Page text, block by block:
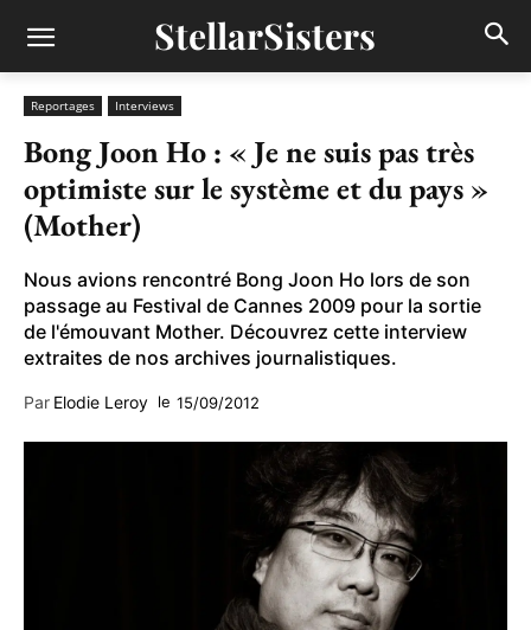
StellarSisters
Reportages Interviews
Bong Joon Ho : « Je ne suis pas très
optimiste sur le système et du pays »
(Mother)
Nous avions rencontré Bong Joon Ho lors de son
passage au Festival de Cannes 2009 pour la sortie
de l'émouvant Mother. Découvrez cette interview
extraites de nos archives journalistiques.
Par Elodie Leroy le 15/09/2012